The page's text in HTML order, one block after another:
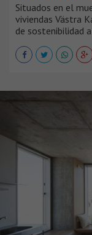
Situados en el
viviendas Västra
de sostenibilidad